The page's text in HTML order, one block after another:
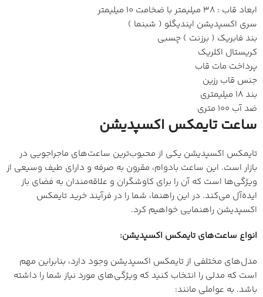
ابعاد قاب : 38 میلیمتر با ضخامت 10 میلیمتر
سری اکسپدیشن ایندیگلو ( شبنما )
بند فابریک ( برزنت ) چسبی
کریستال اکلریک
پرداخت مات قاب
جنس قاب رزین
بند 18 میلیمتری
ضد آب 100 متری
ساعت تایمکس اکسپدیشن
تایمکس اکسپدیشن یکی از محبوب‌ترین ساعت‌های ماجراجویی در
بازار است. این ساعت بادوام، مقرون به صرفه و دارای طیف وسیعی از
ویژگی‌ها است که آن را برای کاوشگران و علاقه‌مندان به فضای باز
ایده‌آل می‌کند. در این راهنما، شما را در فرآیند خرید تایمکس
اکسپدیشن راهنمایی خواهیم کرد.
انواع ساعت‌های تایمکس اکسپدیشن:
مدل‌های مختلفی از تایمکس اکسپدیشن وجود دارد، بنابراین مهم
است که مدلی را انتخاب کنید که ویژگی‌های مورد نیاز شما را داشته
باشد. به عواملی مانند: